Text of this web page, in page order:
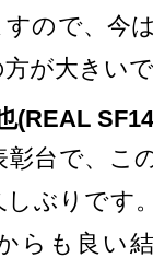
すので、今
が大きい
(REAL
彰台で、こ
しぶりです
らも良い